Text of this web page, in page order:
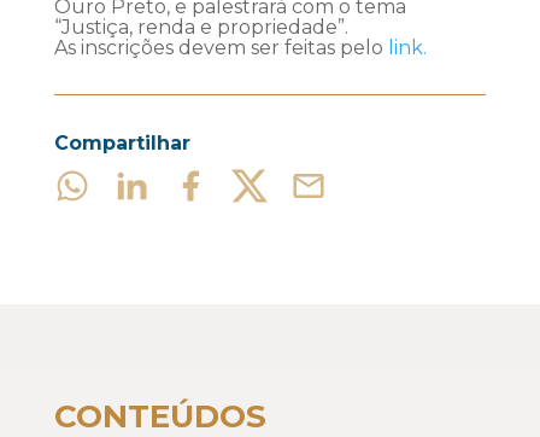
Ouro Preto, e palestrará com o tema
“Justiça, renda e propriedade”.
As inscrições devem ser feitas pelo link.
Compartilhar
CONTEÚDOS